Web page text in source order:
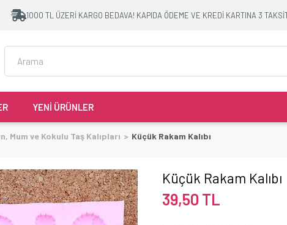
1000 TL ÜZERİ KARGO BEDAVA! KAPIDA ÖDEME VE KREDİ KARTINA 3
YENİ ÜRÜNLER
Mum ve Kokulu Taş Kalıpları Küçük Rakam Kalıbı
Küçük Rakam Kalıbı
39,50 TL